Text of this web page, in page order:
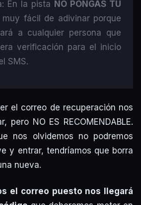
En la pista NO PONGAS TU
fácil de adivinar porque
a cualquier persona que
verificación para el inicio
SMS.
el correo de recuperación nos
pero NO ES RECOMENDABLE.
nos olvidemos no podremos
y entrar, tendríamos que borra
nueva.
el correo puesto nos llegará